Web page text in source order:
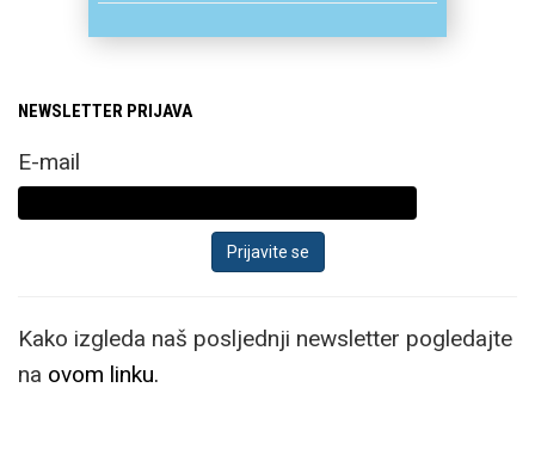
NEWSLETTER PRIJAVA
E-mail
Kako izgleda naš posljednji newsletter pogledajte
na ovom linku.